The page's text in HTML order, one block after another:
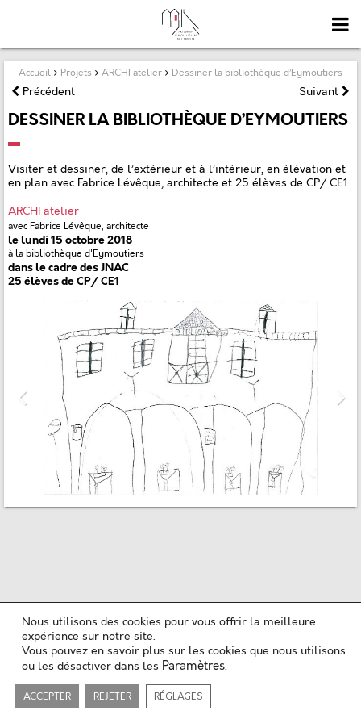
Accueil Projets ARCHI atelier Dessiner la bibliothèque d’Eymoutiers
Précédent Suivant
DESSINER LA BIBLIOTHÈQUE D’EYMOUTIERS
Visiter et dessiner, de l’extérieur et à l’intérieur, en élévation et
en plan avec Fabrice Lévêque, architecte et 25 élèves de CP/ CE1.
ARCHI atelier
avec Fabrice Lévêque, architecte
le lundi 15 octobre 2018
à la bibliothèque d'Eymoutiers
dans le cadre des JNAC
25 élèves de CP/ CE1
Mentions légales
Politique de confidentialité
Plan du site
Contact
Copyright ©2018-26Maison de l'Architecture du Limousin
Développé par Sylvain Coudert
Nous utilisons des cookies pour vous offrir la meilleure
expérience sur notre site.
Vous pouvez en savoir plus sur les cookies que nous utilisons
ou les désactiver dans les Paramètres.
ACCEPTER REJETER RÉGLAGES